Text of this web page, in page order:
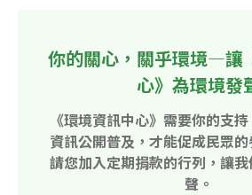
你的關心，關乎環境—讓
心》為環境發
《環境資訊中心》需要你的支
資訊公開普及，才能促成民眾
請您加入定期捐款的行列，讓
聲。